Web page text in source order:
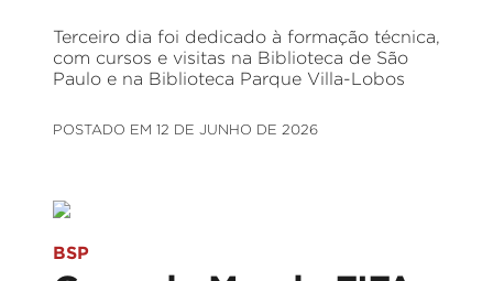
Terceiro dia foi dedicado à formação técnica,
com cursos e visitas na Biblioteca de São
Paulo e na Biblioteca Parque Villa-Lobos
POSTADO EM 12 DE JUNHO DE 2026
BSP